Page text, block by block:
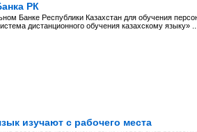
РК
Банке Республики Казахстан для обучения
дистанционного обучения казахскому языку» ...
изучают с рабочего места